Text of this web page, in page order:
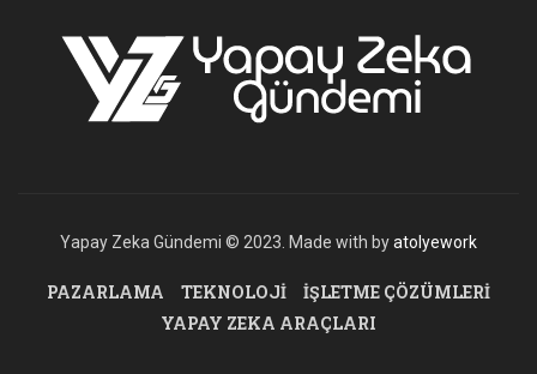
Yapay Zeka Gündemi © 2023. Made with byatolyework
PAZARLAMA TEKNOLOJI
İŞLETME ÇÖZÜMLERI
YAPAY ZEKA ARAÇLARI